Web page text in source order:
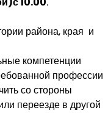
района, края и
компетенции
профессии
со стороны
переезде в другой